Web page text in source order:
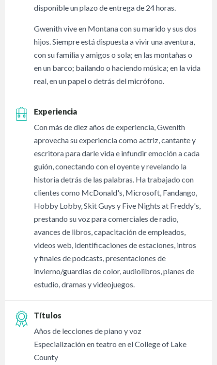
disponible un plazo de entrega de 24 horas.
Gwenith vive en Montana con su marido y sus dos
hijos. Siempre está dispuesta a vivir una aventura,
con su familia y amigos o sola; en las montañas o
en un barco; bailando o haciendo música; en la vida
real, en un papel o detrás del micrófono.
Experiencia
Con más de diez años de experiencia, Gwenith
aprovecha su experiencia como actriz, cantante y
escritora para darle vida e infundir emoción a cada
guión, conectando con el oyente y revelando la
historia detrás de las palabras. Ha trabajado con
clientes como McDonald's, Microsoft, Fandango,
Hobby Lobby, Skit Guys y Five Nights at Freddy's,
prestando su voz para comerciales de radio,
avances de libros, capacitación de empleados,
videos web, identificaciones de estaciones, intros
y finales de podcasts, presentaciones de
invierno/guardias de color, audiolibros, planes de
estudio, dramas y videojuegos.
Títulos
Años de lecciones de piano y voz
Especialización en teatro en el College of Lake
County